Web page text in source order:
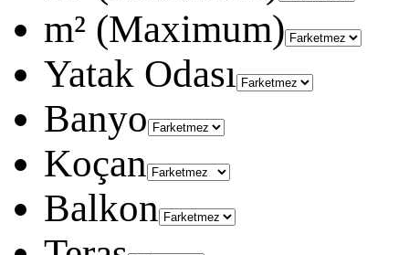
m² (Maximum)
Yatak Odası
Banyo
Koçan
Balkon